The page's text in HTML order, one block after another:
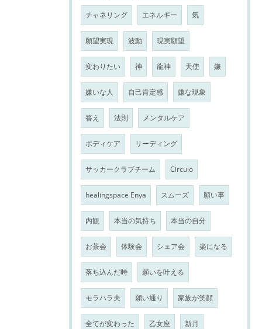
チャネリング エネルギー 気
願望実現 波動 現実願望
変わりたい 神 龍神 天使 嫌
嫌いな人 自己肯定感 嫌な現象
答え 法則 メンタルケア
ボディケア リーディング
サッカークラブチーム Circulo
healingspace Enya スムーズ 願い事
内観 本当の気持ち 本当の自分
お茶会 体験会 シェア会 楽になる
落ち込んだ時 願いを叶える
モラハラ夫 願い通り 家族が笑顔
全てが変わった 乙女座 新月